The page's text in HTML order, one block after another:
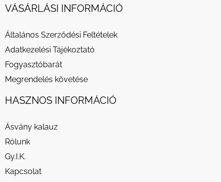
VÁSÁRLÁSI INFORMÁCIÓ
Általános Szerződési Feltételek
Adatkezelési Tájékoztató
Fogyasztóbarát
Megrendelés követése
HASZNOS INFORMÁCIÓ
Ásvány kalauz
Rólunk
Gy.I.K.
Kapcsolat